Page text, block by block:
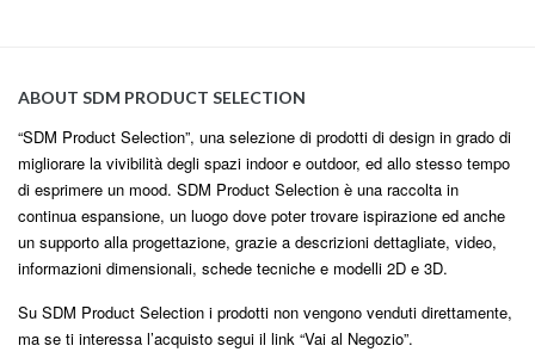
ABOUT SDM PRODUCT SELECTION
“SDM Product Selection”, una selezione di prodotti di design in grado di
migliorare la vivibilità degli spazi indoor e outdoor, ed allo stesso tempo
di esprimere un mood. SDM Product Selection è una raccolta in
continua espansione, un luogo dove poter trovare ispirazione ed anche
un supporto alla progettazione, grazie a descrizioni dettagliate, video,
informazioni dimensionali, schede tecniche e modelli 2D e 3D.
Su SDM Product Selection i prodotti non vengono venduti direttamente,
ma se ti interessa l’acquisto segui il link “Vai al Negozio”.